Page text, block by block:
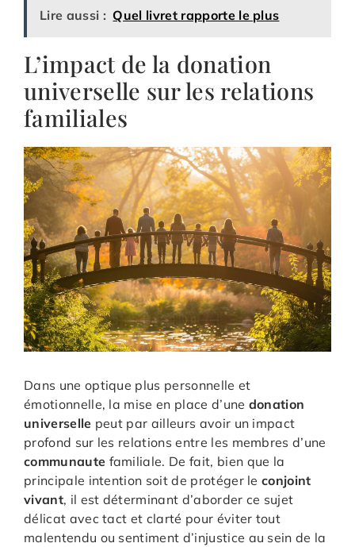
Lire aussi : Quel livret rapporte le plus
L’impact de la donation
universelle sur les relations
familiales
Dans une optique plus personnelle et
émotionnelle, la mise en place d’une donation
universelle peut par ailleurs avoir un impact
profond sur les relations entre les membres d’une
communaute familiale. De fait, bien que la
principale intention soit de protéger leconjoint
vivant, il est déterminant d’aborder ce sujet
délicat avec tact et clarté pour éviter tout
malentendu ou sentiment d’injustice au sein de la